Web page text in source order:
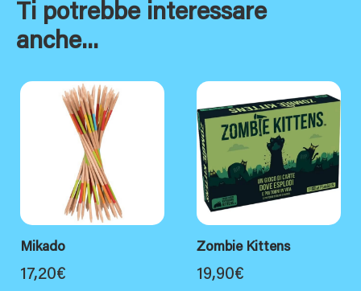
Ti potrebbe interessare
anche...
Mikado
17,20€
Zombie Kittens
19,90€